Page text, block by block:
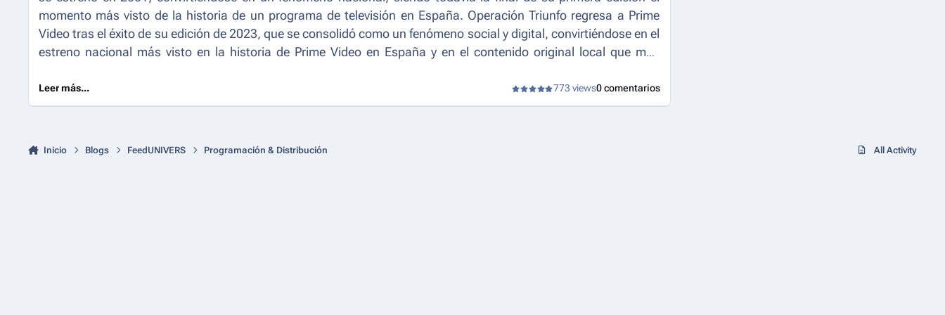
momento más visto de la historia de un programa de televisión en España. Operación Triunfo regresa a Prime
Video tras el éxito de su edición de 2023, que se consolidó como un fenómeno social y digital, convirtiéndose en el
estreno nacional más visto en la historia de Prime Video en España y en el contenido original local que más
Leer más... 773 views0 comentarios
Inicio Blogs FeedUNIVERS Programación & Distribución All Activity